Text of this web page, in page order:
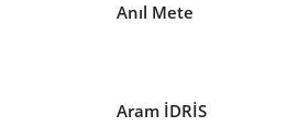
Anıl Mete
Aram İDRİS